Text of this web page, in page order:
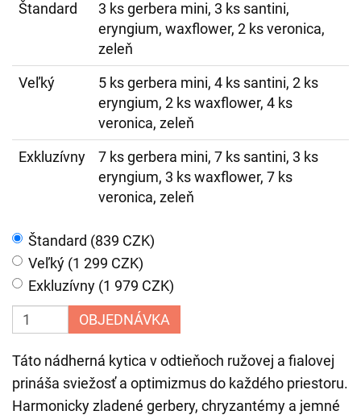
Štandard
3 ks gerbera mini, 3 ks santini,
eryngium, waxflower, 2 ks veronica,
zeleň
Veľký
5 ks gerbera mini, 4 ks santini, 2 ks
eryngium, 2 ks waxflower, 4 ks
veronica, zeleň
Exkluzívny
7 ks gerbera mini, 7 ks santini, 3 ks
eryngium, 3 ks waxflower, 7 ks
veronica, zeleň
Štandard (839 CZK)
Veľký (1 299 CZK)
Exkluzívny (1 979 CZK)
OBJEDNÁVKA
Táto nádherná kytica v odtieňoch ružovej a fialovej
prináša sviežosť a optimizmus do každého priestoru.
Harmonicky zladené gerbery, chryzantémy a jemné